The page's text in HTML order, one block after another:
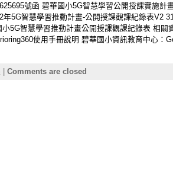
號函 碧華國小5G智慧學習公開授課實施
5G智慧學習推動計畫-公開授課觀課紀錄表V2
5G智慧學習推動計畫公開授課觀課紀錄表 相
使用手冊說明 碧華國小資訊教育中心：
| Comments are closed